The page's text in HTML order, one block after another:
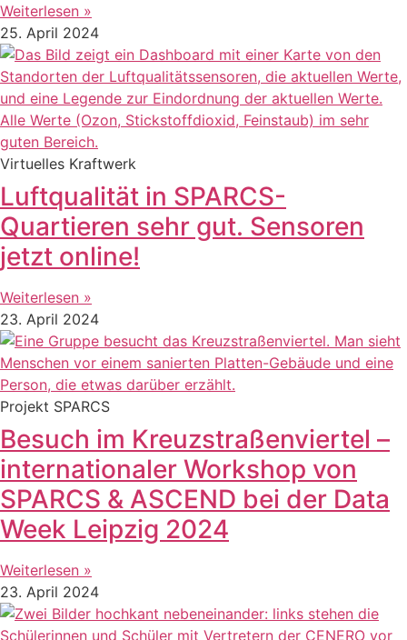
Weiterlesen »
25. April 2024
Virtuelles Kraftwerk
Luftqualität in SPARCS-
Quartieren sehr gut. Sensoren
jetzt online!
Weiterlesen »
23. April 2024
Projekt SPARCS
Besuch im Kreuzstraßenviertel –
internationaler Workshop von
SPARCS & ASCEND bei der Data
Week Leipzig 2024
Weiterlesen »
23. April 2024